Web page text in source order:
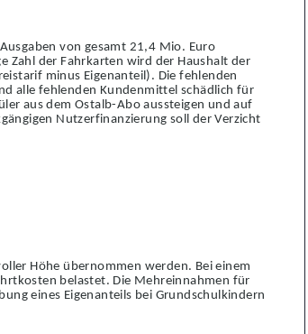
von gesamt 21,4 Mio. Euro
Zahl der Fahrkarten wird der Haushalt der
minus Eigenanteil). Die fehlenden
alle fehlenden Kundenmittel schädlich für
aus dem Ostalb-Abo aussteigen und auf
Nutzerfinanzierung soll der Verzicht
Höhe übernommen werden. Bei einem
belastet. Die Mehreinnahmen für
eines Eigenanteils bei Grundschulkindern